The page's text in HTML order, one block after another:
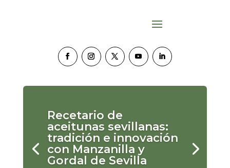
Recetario de
aceitunas sevillanas:
tradición e innovación
con Manzanilla y
Gordal de Sevilla